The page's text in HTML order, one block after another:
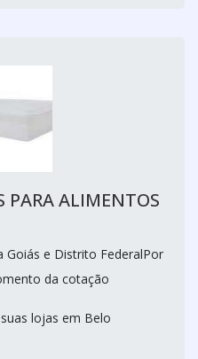
PARA ALIMENTOS
Goiás e Distrito FederalPor
da cotação
lojas em Belo